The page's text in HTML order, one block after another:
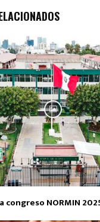
congreso NORMIN